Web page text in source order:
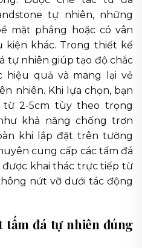
tự nhiên, những
mặt phẳng hoặc có vân
kiện khác. Trong thiết kế
tự nhiên giúp tạo độ chắc
hiệu quả và mang lại vẻ
nhiên. Khi lựa chọn, bạn
2-5cm tùy theo trọng
khả năng chống trơn
khi lắp đặt trên tường
cung cấp các tấm đá
khai thác trực tiếp từ
nứt vỡ dưới tác động
tấm đá tự nhiên đúng